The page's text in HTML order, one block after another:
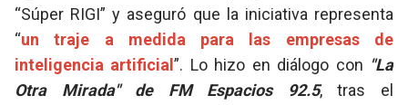
“Súper RIGI” y aseguró que la iniciativa representa
“un traje a medida para las empresas de
inteligencia artificial”. Lo hizo en diálogo con "La
Otra Mirada"
de FM Espacios 92.5, tras el